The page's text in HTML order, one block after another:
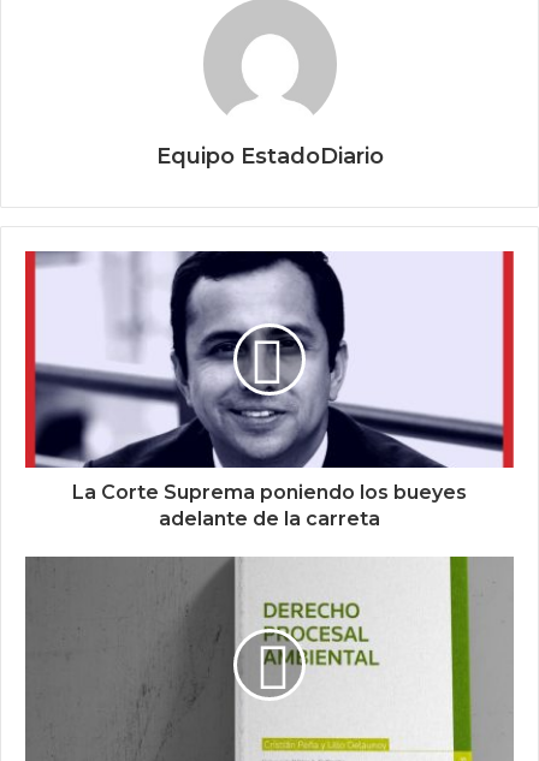
Equipo EstadoDiario
La Corte Suprema poniendo los bueyes
adelante de la carreta